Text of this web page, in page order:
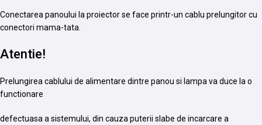
Conectarea panoului la proiector se face printr-un cablu prelungitor cu
conectori mama-tata.
Atentie!
Prelungirea cablului de alimentare dintre panou si lampa va duce la o
functionare
defectuasa a sistemului, din cauza puterii slabe de incarcare a